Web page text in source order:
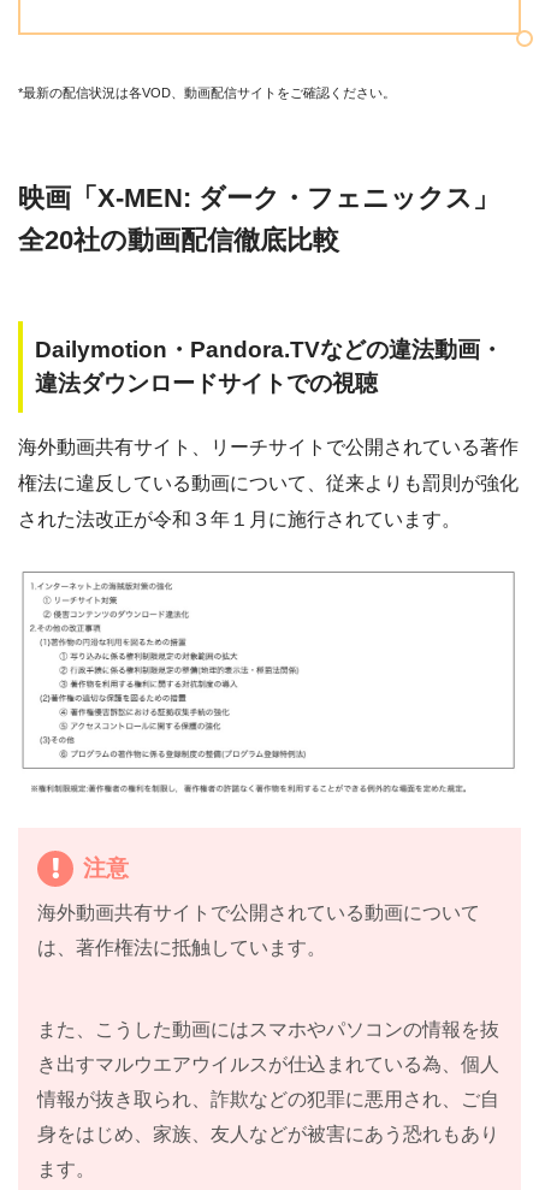
*最新の配信状況は各VOD、動画配信サイトをご確認ください。
映画「X-MEN: ダーク・フェニックス」
全20社の動画配信徹底比較
Dailymotion・Pandora.TVなどの違法動画・
違法ダウンロードサイトでの視聴
海外動画共有サイト、リーチサイトで公開されている著作
権法に違反している動画について、従来よりも罰則が強化
された法改正が令和３年１月に施行されています。
注意
海外動画共有サイトで公開されている動画について
は、著作権法に抵触しています。
また、こうした動画にはスマホやパソコンの情報を抜
き出すマルウエアウイルスが仕込まれている為、個人
情報が抜き取られ、詐欺などの犯罪に悪用され、ご自
身をはじめ、家族、友人などが被害にあう恐れもあり
ます。